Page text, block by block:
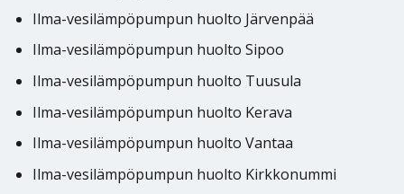
Ilma-vesilämpöpumpun huolto Järvenpää
Ilma-vesilämpöpumpun huolto Sipoo
Ilma-vesilämpöpumpun huolto Tuusula
Ilma-vesilämpöpumpun huolto Kerava
Ilma-vesilämpöpumpun huolto Vantaa
Ilma-vesilämpöpumpun huolto Kirkkonummi